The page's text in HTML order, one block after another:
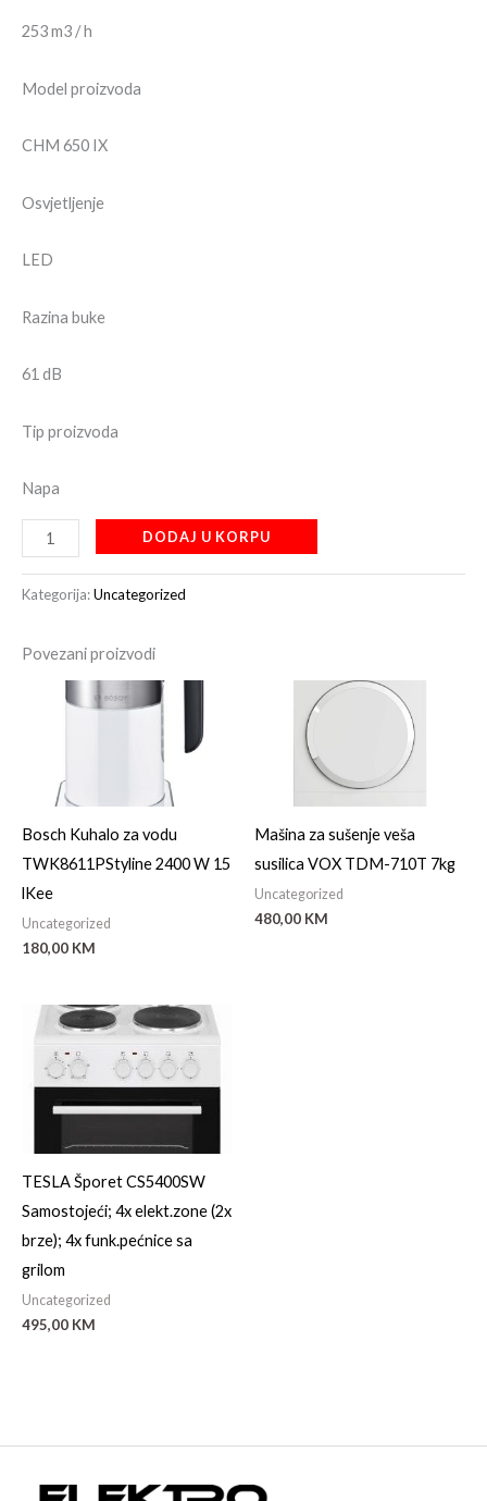
253 m3 / h
Model proizvoda
CHM 650 IX
Osvjetljenje
LED
Razina buke
61 dB
Tip proizvoda
Napa
DODAJ U KORPU
Kategorija:Uncategorized
Povezani proizvodi
Bosch Kuhalo za vodu
TWK8611PStyline 2400 W 15
lKee
Uncategorized
180,00 KM
Mašina za sušenje veša
susilica VOX TDM-710T 7kg
Uncategorized
480,00 KM
TESLA Šporet CS5400SW
Samostojeći; 4x elekt.zone (2x
brze); 4x funk.pećnice sa
grilom
Uncategorized
495,00 KM